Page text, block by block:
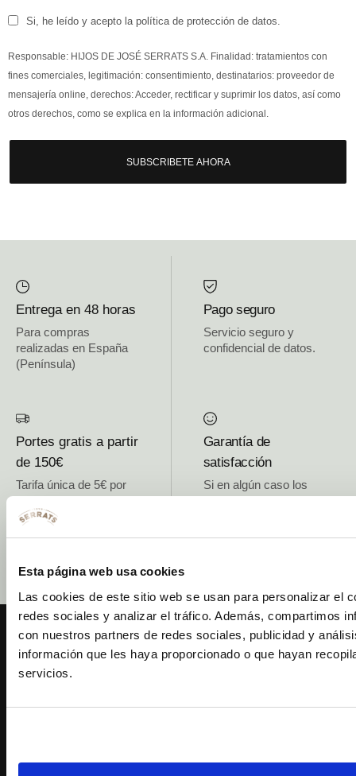
Esta página web usa cookies
Las cookies de este sitio web se usan para personalizar el
redes sociales y analizar el tráfico. Además, compartimos
con nuestros partners de redes sociales, publicidad y
información que les haya proporcionado o que hayan
servicios.
Si, he leído y acepto la política de protección de datos.
Responsable: HIJOS DE JOSÉ SERRATS S.A. Finalidad: tratamientos con
fines comerciales, legitimación: consentimiento, destinatarios: proveedor de
mensajería online, derechos: Acceder, rectificar y suprimir los datos, así como
otros derechos, como se explica en la información adicional.
SUBSCRIBETE AHORA
Entrega en 48 horas
Para compras
realizadas en España
(Península)
Pago seguro
Servicio seguro y
confidencial de datos.
Portes gratis a partir
de 150€
Tarifa única de 5€ por
superior a 150€ los
(península)
Garantía de
satisfacción
Si en algún caso los